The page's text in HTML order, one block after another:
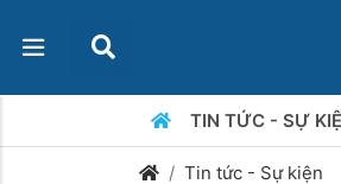
TIN TỨC - SỰ
Tin tức - Sự kiện